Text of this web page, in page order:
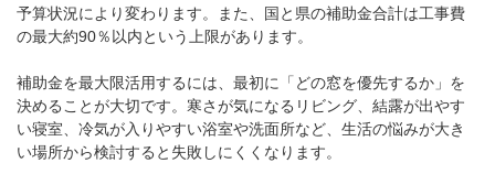
予算状況により変わります。また、国と県の補助金合計は工事費
の最大約90％以内という上限があります。
補助金を最大限活用するには、最初に「どの窓を優先するか」を
決めることが大切です。寒さが気になるリビング、結露が出やす
い寝室、冷気が入りやすい浴室や洗面所など、生活の悩みが大き
い場所から検討すると失敗しにくくなります。